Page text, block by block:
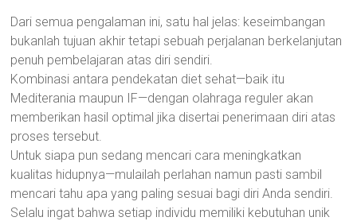
Dari semua pengalaman ini, satu hal jelas: keseimbangan
bukanlah tujuan akhir tetapi sebuah perjalanan berkelanjutan
penuh pembelajaran atas diri sendiri.
Kombinasi antara pendekatan diet sehat—baik itu
Mediterania maupun IF—dengan olahraga reguler akan
memberikan hasil optimal jika disertai penerimaan diri atas
proses tersebut.
Untuk siapa pun sedang mencari cara meningkatkan
kualitas hidupnya—mulailah perlahan namun pasti sambil
mencari tahu apa yang paling sesuai bagi diri Anda sendiri.
Selalu ingat bahwa setiap individu memiliki kebutuhan unik